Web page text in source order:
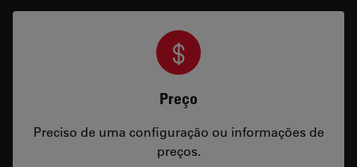
Preço
Preciso de uma configuração ou informações de
preços.